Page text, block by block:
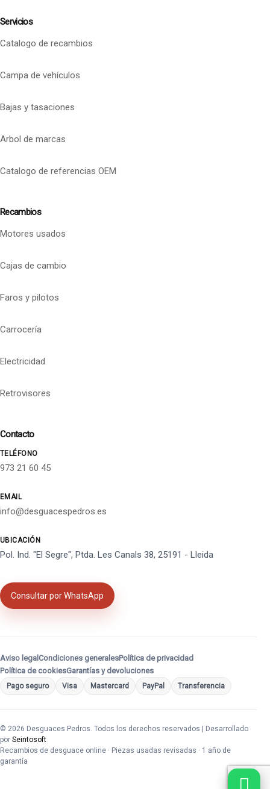
Servicios
Catalogo de recambios
Campa de vehículos
Bajas y tasaciones
Arbol de marcas
Catalogo de referencias OEM
Recambios
Motores usados
Cajas de cambio
Faros y pilotos
Carrocería
Electricidad
Retrovisores
Contacto
TELÉFONO
973 21 60 45
EMAIL
info@desguacespedros.es
UBICACIÓN
Pol. Ind. "El Segre", Ptda. Les Canals 38, 25191 - Lleida
Consultar por WhatsApp
Aviso legal Condiciones generalesPolítica de privacidad
Política de cookiesGarantías y devoluciones
Pago seguro Visa Mastercard PayPal Transferencia
© 2026 Desguaces Pedros. Todos los derechos reservados | Desarrollado
por Seintosoft
Recambios de desguace online · Piezas usadas revisadas · 1 año de
garantía